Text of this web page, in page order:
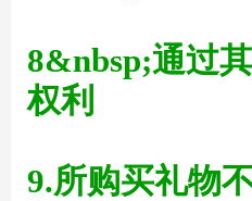
8&nbsp;通过
权利
9.所购买礼物